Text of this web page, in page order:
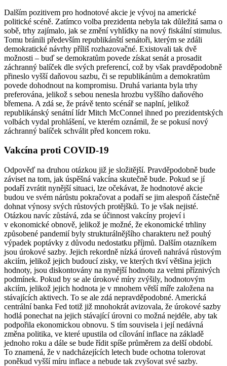
Dalším pozitivem pro hodnotové akcie je vývoj na americké
politické scéně. Zatímco volba prezidenta nebyla tak důležitá sama o
sobě, trhy zajímalo, jak se změní vyhlídky na nový fiskální stimulus.
Tomu bránili především republikánští senátoři, kterým se zdáli
demokratické návrhy příliš rozhazovačné. Existovali tak dvě
možnosti – buď se demokratům povede získat senát a prosadit
záchranný balíček dle svých preferencí, což by však pravděpodobně
přineslo vyšší daňovou sazbu, či se republikánům a demokratům
povede dohodnout na kompromisu. Druhá varianta byla trhy
preferována, jelikož s sebou nenesla hrozbu vyššího daňového
břemena. A zdá se, že právě tento scénář se naplní, jelikož
republikánský senátní lídr Mitch McConnel ihned po prezidentských
volbách vydal prohlášení, ve kterém oznámil, že se pokusí nový
záchranný balíček schválit před koncem roku.
Vakcína proti COVID-19
Odpověď na druhou otázkou již je složitější. Pravděpodobně bude
záviset na tom, jak úspěšná vakcína skutečně bude. Pokud se jí
podaří zvrátit nynější situaci, lze očekávat, že hodnotové akcie
budou ve svém nárůstu pokračovat a podaří se jim alespoň částečně
dohnat výnosy svých růstových protějšků. To je však nejisté.
Otázkou navíc zůstává, zda se účinnost vakcíny projeví i
v ekonomické obnově, jelikož je možné, že ekonomické trhliny
způsobené pandemií byly strukturálnějšího charakteru než pouhý
výpadek poptávky z důvodu nedostatku příjmů. Dalším otazníkem
jsou úrokové sazby. Jejich rekordně nízká úroveň nahrává růstovým
akciím, jelikož jejich budoucí zisky, ve kterých tkví většina jejich
hodnoty, jsou diskontovány na nynější hodnotu za velmi příznivých
podmínek. Pokud by se ale úrokové míry zvýšily, hodnotovým
akciím, jelikož jejich hodnota je v mnohem větší míře založena na
stávajících aktivech. To se ale zdá nepravděpodobné. Americká
centrální banka Fed totiž již mnohokrát avizovala, že úrokové sazby
hodlá ponechat na jejich stávající úrovni co možná nejdéle, aby tak
podpořila ekonomickou obnovu. S tím souvisela i její nedávná
změna politika, ve které upustila od cílování inflace na základě
jednoho roku a dále se bude řídit spíše průměrem za delší období.
To znamená, že v nadcházejících letech bude ochotna tolerovat
poněkud vyšší míru inflace a nebude tak zvyšovat své sazby.